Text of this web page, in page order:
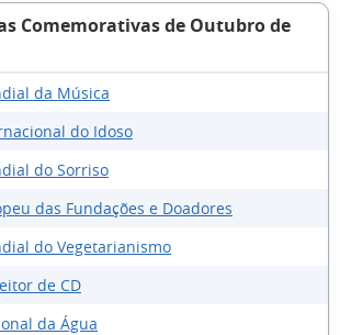
Comemorativas de Outubro de
da Música
do Idoso
do Sorriso
das Fundações e Doadores
do Vegetarianismo
de CD
da Água